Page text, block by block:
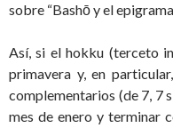
sobre “Bashō y el
Así, si el hokku (terceto
primavera y, en
complementarios (de 7, 7
mes de enero y terminar